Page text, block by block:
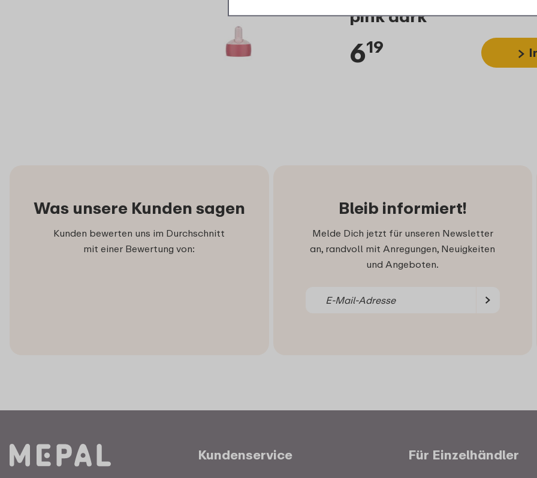
pink dark
619
Was unsere Kunden sagen
Kunden bewerten uns im Durchschnitt
mit einer Bewertung von:
Bleib informiert!
Melde Dich jetzt für unseren Newsletter
an, randvoll mit Anregungen, Neuigkeiten
und Angeboten.
Kundenservice Für Einzelhändler